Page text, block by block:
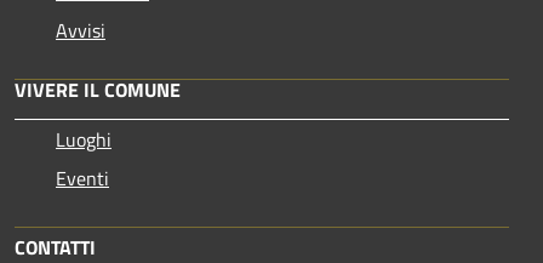
Avvisi
VIVERE IL COMUNE
Luoghi
Eventi
CONTATTI